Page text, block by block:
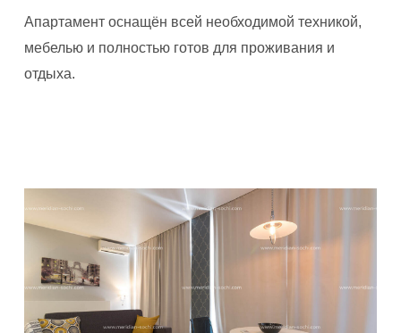
Апартамент оснащён всей необходимой техникой,
мебелью и полностью готов для проживания и
отдыха.